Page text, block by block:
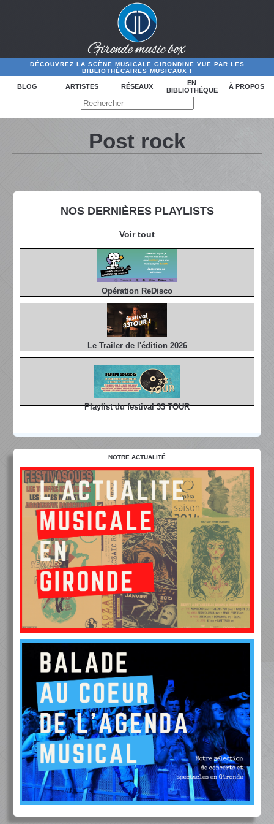
DÉCOUVREZ LA SCÈNE MUSICALE GIRONDINE VUE PAR LES
BIBLIOTHÉCAIRES MUSICAUX !
BLOG ARTISTES RÉSEAUX
EN
BIBLIOTHÈQUE
À PROPOS
NOS DERNIÈRES PLAYLISTS
Voir tout
Opération ReDisco
Le Trailer de l'édition 2026
Playlist du festival 33 TOUR
Post rock
NOTRE ACTUALITÉ